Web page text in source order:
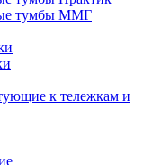
тумбы ММГ
к тележкам и